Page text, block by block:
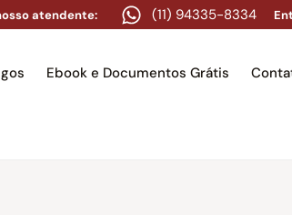
atendente: (11) 94335-8334
Ebook e Documentos Grátis